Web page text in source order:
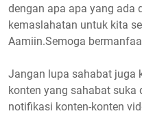
dengan apa apa yang ada
kemaslahatan untuk kita
Aamiin.Semoga
Jangan lupa sahabat juga
konten yang sahabat suka
notifikasi konten-konten